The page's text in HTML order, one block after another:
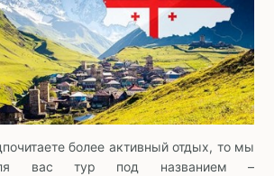
более активный отдых, то мы
для вас тур под названием –